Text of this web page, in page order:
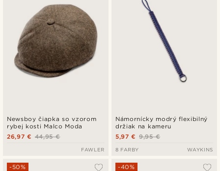
Newsboy čiapka so vzorom
rybej kosti Malco Moda
44,95 €
26,97 €
FAWLER
Námornícky modrý flexibilný
držiak na kameru
9,95 €
5,97 €
8 FARBY WAYKINS
-50% -40%